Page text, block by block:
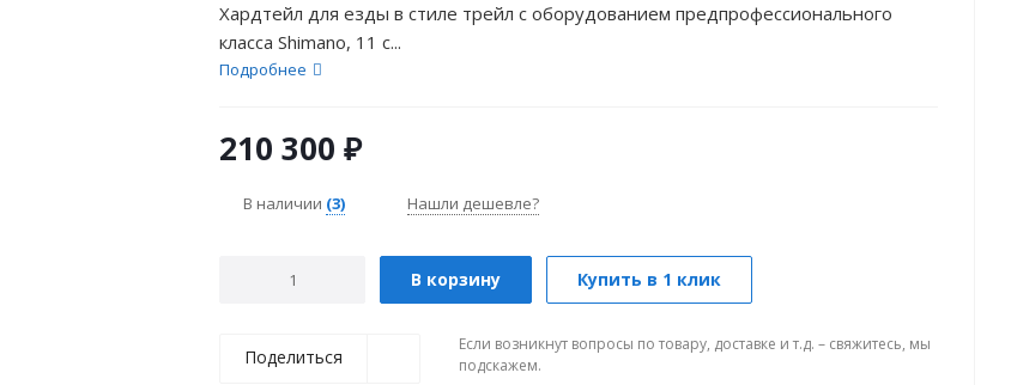
Хардтейл для езды в стиле трейл с оборудованием предпрофессионального
класса Shimano, 11 с...
Подробнее
210 300 ₽
В наличии (3) Нашли дешевле?
В корзину Купить в 1 клик
Поделиться
Если возникнут вопросы по товару, доставке и т.д. – свяжитесь, мы
подскажем.